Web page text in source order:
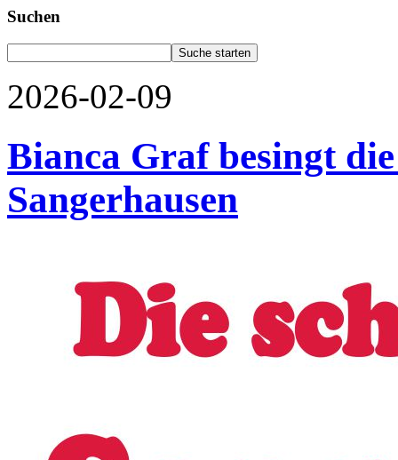
Suchen
2026-02-09
Bianca Graf besingt
Sangerhausen